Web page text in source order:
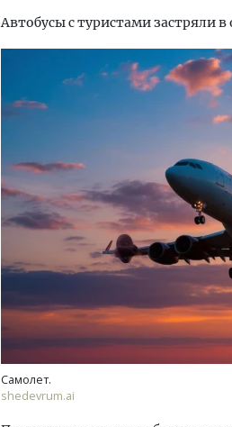
Автобусы с туристами застряли
Самолет.
shedevrum.ai
Пролить свет. Как
качество до того, как стало